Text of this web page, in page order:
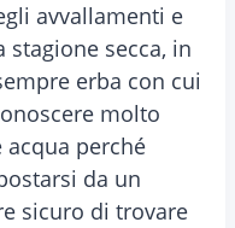
avvallamenti e
secca, in
erba con cui
molto
acqua perché
da un
sicuro di trovare